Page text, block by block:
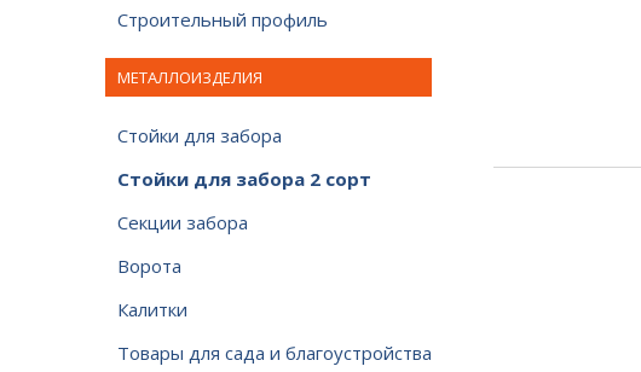
Строительный профиль
МЕТАЛЛОИЗДЕЛИЯ
Стойки для забора
Стойки для забора 2 сорт
Секции забора
Ворота
Калитки
Товары для сада и благоустройства